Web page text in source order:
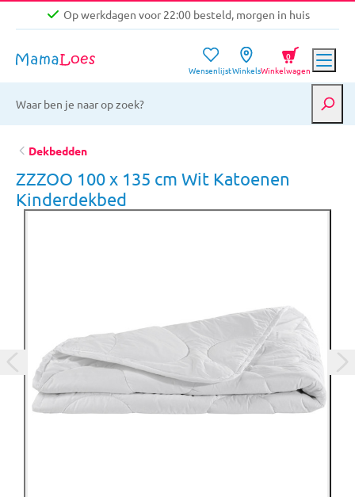
Op werkdagen voor 22:00 besteld, morgen in huis
Gratis verzending vanaf €39,-
Op werkdagen voor 22:00 besteld, morgen in huis
WensenlijstWinkelsWinkelwagen
0
Dekbedden
ZZZOO 100 x 135 cm Wit Katoenen
Kinderdekbed